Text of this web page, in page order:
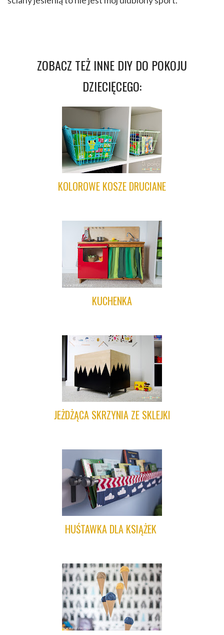
ZOBACZ TEŻ INNE DIY DO POKOJU
DZIECIĘCEGO:
KOLOROWE KOSZE DRUCIANE
KUCHENKA
JEŻDŻĄCA SKRZYNIA ZE SKLEJKI
HUŚTAWKA DLA KSIĄŻEK